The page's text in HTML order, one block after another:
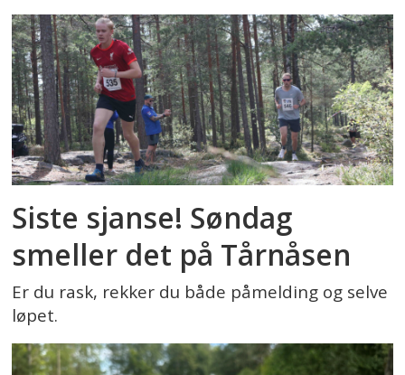
Siste sjanse! Søndag
smeller det på Tårnåsen
Er du rask, rekker du både påmelding og selve
løpet.